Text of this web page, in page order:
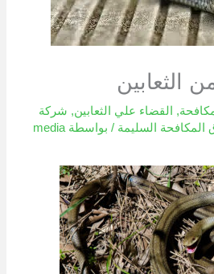
الثعابين
, القضاء علي الثعابين, شركة
السليمة / بواسطة media